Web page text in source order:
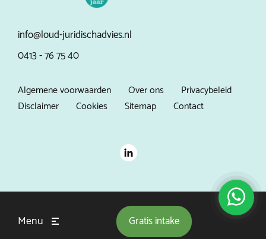
Menu Gratisintake
info@loud-juridischadvies.nl
0413 - 76 75 40
Algemene voorwaarden Over ons
Privacybeleid
Disclaimer
Cookies Sitemap Contact